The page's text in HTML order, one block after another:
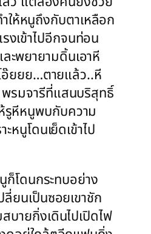
ให้หนูถึงกับตาเหลือก
งเข้าไปอีกจนท่อน
ะพยายามดิ้นเอาหี
อ๊ยยย…ตายแล้ว..หี
รมจารีที่แสนบริสุทธิ์
รูหีหนูพบกับความ
นูโดนเย็ดเข้าไป
โดนกระทบอย่าง
ยนเป็นซอยเขาชัก
ายกิ่งเดินไปเปิดไฟ